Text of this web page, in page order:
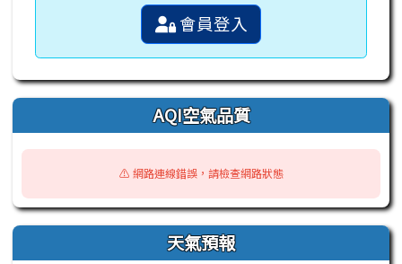
會員登入
AQI空氣品質
⚠️ 網路連線錯誤，請檢查網路狀態
天氣預報